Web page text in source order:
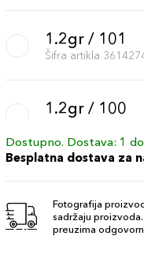
1.2gr / 101
Šifra artikla
1.2gr / 100
Dostupno. Dostava: 1
Besplatna dostava za
Fotografija
sadržaju
preuzima